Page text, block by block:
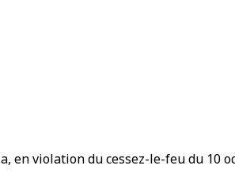
violation du cessez-le-feu du 10